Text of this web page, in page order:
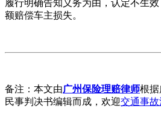
履行明确告知义务为由，认定不生
额赔偿车主损失。
备注：本文由广州保险理赔律师根
民事判决书编辑而成，欢迎交通事